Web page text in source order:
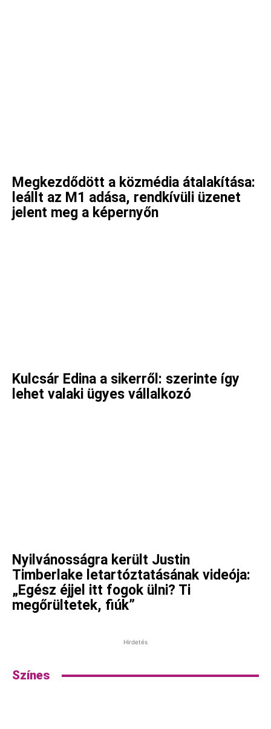
Megkezdődött a közmédia átalakítása:
leállt az M1 adása, rendkívüli üzenet
jelent meg a képernyőn
Kulcsár Edina a sikerről: szerinte így
lehet valaki ügyes vállalkozó
Nyilvánosságra került Justin
Timberlake letartóztatásának videója:
„Egész éjjel itt fogok ülni? Ti
megőrültetek, fiúk”
Hirdetés
Színes